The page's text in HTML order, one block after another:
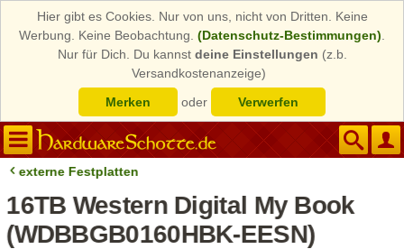
Hier gibt es Cookies. Nur von uns, nicht von Dritten. Keine
Werbung. Keine Beobachtung. (Datenschutz-Bestimmungen)
Nur für Dich. Du kannst deine Einstellungen (z.b.
Versandkostenanzeige)
Merken
oder Verwerfen
externe Festplatten
16TB Western Digital My Book
(WDBBGB0160HBK-EESN)